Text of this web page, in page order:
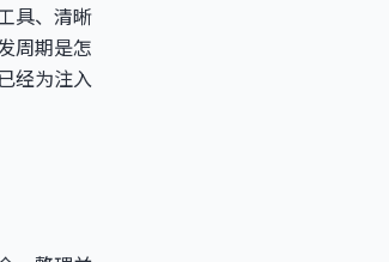
具、清晰
周期是怎
经为注入